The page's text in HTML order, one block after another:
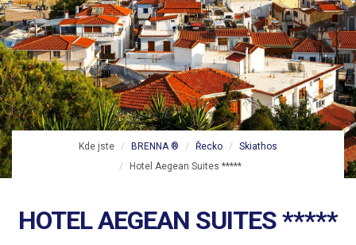
Kde jste BRENNA ® Řecko
Skiathos
Hotel Aegean Suites *****
HOTEL AEGEAN SUITES *****